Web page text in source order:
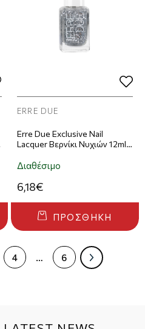
ERRE DUE
Erre Due Exclusive Nail
Lacquer Βερνίκι Νυχιών 12ml –
Διαθέσιμο
6,18€
ΠΡΟΣΘΉΚΗ
4 … 6